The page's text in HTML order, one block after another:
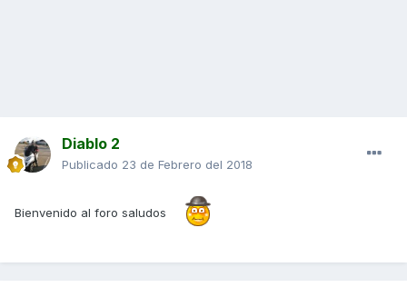
Diablo 2
Publicado 23 de Febrero del 2018
Bienvenido al foro saludos